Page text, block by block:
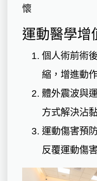
懷
運動醫學增
個人術前術
縮，增進動
體外震波與
方式解決沾
運動傷害預
反覆運動傷害